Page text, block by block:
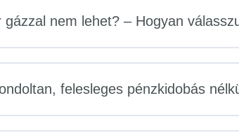
nem lehet? – Hogyan
felesleges pénzkidobás